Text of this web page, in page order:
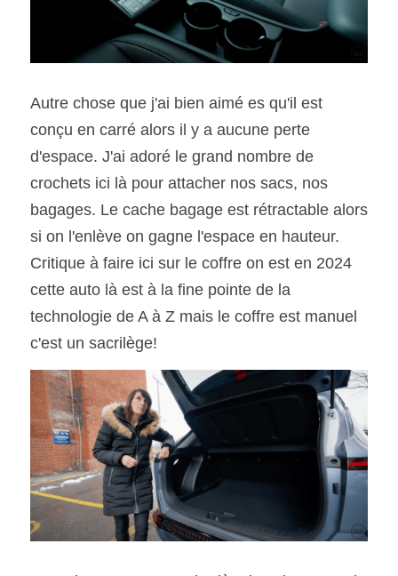
Autre chose que j'ai bien aimé es qu'il est
conçu en carré alors il y a aucune perte
d'espace. J'ai adoré le grand nombre de
crochets ici là pour attacher nos sacs, nos
bagages. Le cache bagage est rétractable alors
si on l'enlève on gagne l'espace en hauteur.
Critique à faire ici sur le coffre on est en 2024
cette auto là est à la fine pointe de la
technologie de A à Z mais le coffre est manuel
c'est un sacrilège!